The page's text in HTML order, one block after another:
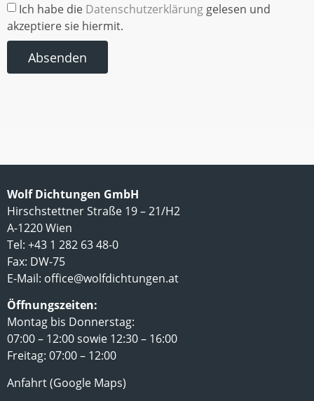
Ich habe die Datenschutzerklärung gelesen und
akzeptiere sie hiermit.
Absenden
Wolf Dichtungen GmbH
Hirschstettner Straße 19 – 21/H2
A-1220 Wien
Tel: +43 1 282 63 48-0
Fax: DW-75
E-Mail: office@wolfdichtungen.at
Öffnungszeiten:
Montag bis Donnerstag:
07:00 – 12:00 sowie 12:30 – 16:00
Freitag: 07:00 – 12:00
Anfahrt (Google Maps)